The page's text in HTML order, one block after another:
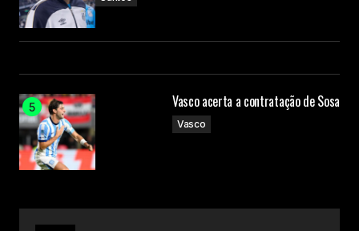
Vasco acerta a contratação de Sosa
Vasco